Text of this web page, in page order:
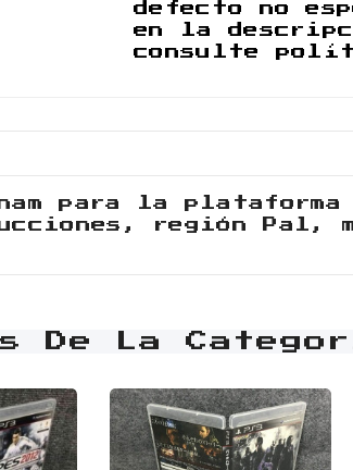
defecto no
en la
consulte
para la plataforma
región Pal,
De La